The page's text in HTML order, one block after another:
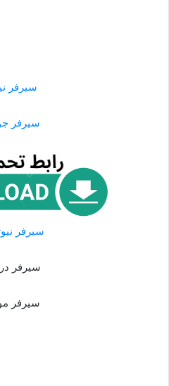
سيرفر
سيرفر
سيرفر
سيرفر
سيرفر